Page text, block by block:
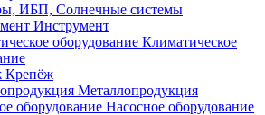
ИБП, Солнечные системы
Инструмент
Климатическое
Крепёж
Металлопродукция
Насосное оборудование